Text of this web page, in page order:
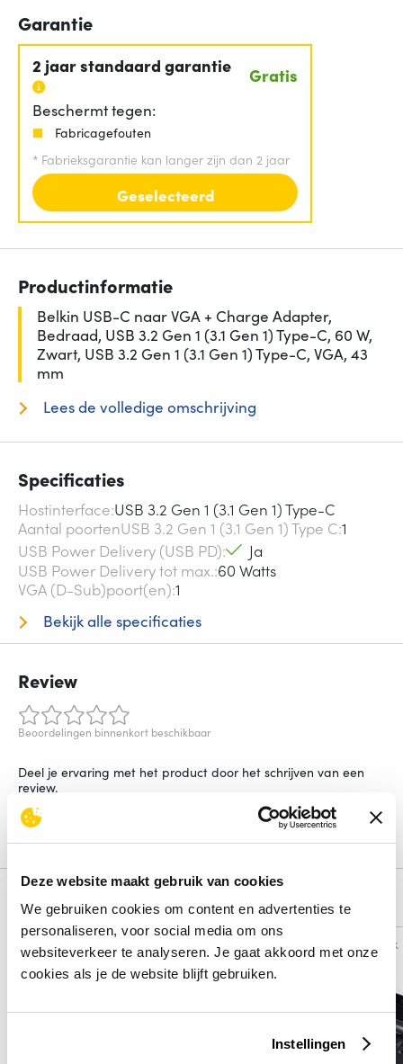
Deze website maakt gebruik van cookies
We gebruiken cookies om content en advertenties te
personaliseren, voor social media om ons
websiteverkeer te analyseren. Je gaat akkoord met onze
cookies als je de website blijft gebruiken.
Instellingen
Garantie
2 jaar standaard garantie Gratis
Beschermt tegen:
Fabricagefouten
* Fabrieksgarantie kan langer zijn dan 2 jaar
Geselecteerd
Productinformatie
Belkin USB-C naar VGA + Charge Adapter,
Bedraad, USB 3.2 Gen 1 (3.1 Gen 1) Type-C, 60 W,
Zwart, USB 3.2 Gen 1 (3.1 Gen 1) Type-C, VGA, 43
mm
Lees de volledige omschrijving
Specificaties
Hostinterface USB 3.2 Gen 1 (3.1 Gen 1) Type-C
Aantal poortenUSB 3.2 Gen 1 (3.1 Gen 1) Type C 1
USB Power Delivery (USB PD)
Ja
USB Power Delivery tot max. 60 Watts
VGA (D-Sub)poort(en) 1
Bekijk alle specificaties
Review
Beoordelingen binnenkort beschikbaar
Deel je ervaring met het product door het schrijven van een
review.
Schrijf een review
Alternatieven
Vergelijk Vergelijk